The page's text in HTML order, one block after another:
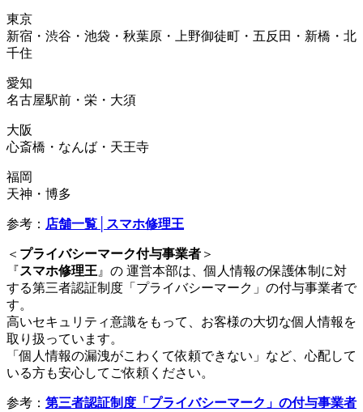
東京
新宿・渋谷・池袋・秋葉原・上野御徒町・五反田・新橋・北
千住
愛知
名古屋駅前・栄・大須
大阪
心斎橋・なんば・天王寺
福岡
天神・博多
参考： 店舗一覧│スマホ修理王
＜ プライバシーマーク付与事業者 ＞
『スマホ修理王 』の 運営本部は、個人情報の保護体制に対
する第三者認証制度「プライバシーマーク」の付与事業者で
す。
高いセキュリティ意識をもって、お客様の大切な個人情報を
取り扱っています。
「個人情報の漏洩がこわくて依頼できない」など、心配して
いる方も安心してご依頼ください。
参考： 第三者認証制度「プライバシーマーク」の付与事業者